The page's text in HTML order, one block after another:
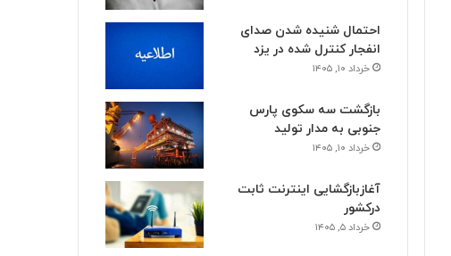
احتمال شنیده شدن صدای
انفجار کنترل شده در یزد
خرداد ۱۰, ۱۴۰۵
بازگشت سه سکوی پارس
جنوبی به مدار تولید
خرداد ۱۰, ۱۴۰۵
آغازبازگشایی اینترنت ثابت
درکشور
خرداد ۵, ۱۴۰۵